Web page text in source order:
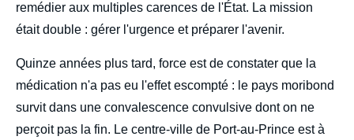
remédier aux multiples carences de l'État. La mission
était double : gérer l'urgence et préparer l'avenir.
Quinze années plus tard, force est de constater que la
médication n'a pas eu l'effet escompté : le pays moribond
survit dans une convalescence convulsive dont on ne
perçoit pas la fin. Le centre-ville de Port-au-Prince est à